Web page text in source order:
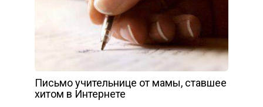
Письмо учительнице от мамы, ставшее
хитом в Интернете